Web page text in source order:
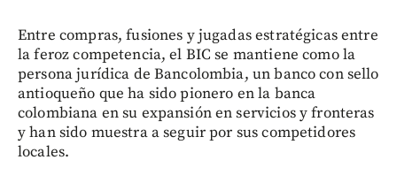
Entre compras, fusiones y jugadas estratégicas entre
la feroz competencia, el BIC se mantiene como la
persona jurídica de Bancolombia, un banco con sello
antioqueño que ha sido pionero en la banca
colombiana en su expansión en servicios y fronteras
y han sido muestra a seguir por sus competidores
locales.